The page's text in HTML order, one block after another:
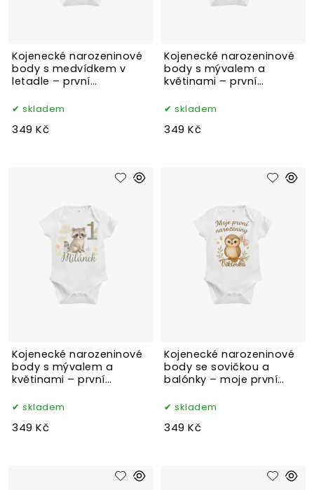
Kojenecké narozeninové
body s medvídkem v
letadle – první
skladem
349 Kč
Kojenecké narozeninové
body s mývalem a
květinami – první
skladem
349 Kč
Kojenecké narozeninové
body s mývalem a
květinami – první
skladem
349 Kč
Kojenecké narozeninové
body se sovičkou a
balónky – moje první
skladem
349 Kč